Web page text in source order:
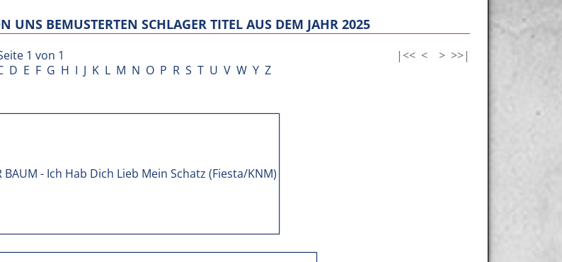
UNS BEMUSTERTEN SCHLAGER TITEL AUS DEM JAHR 2025
1 von 1 |<< < > >>|
D E F G H I J K L M N O P R S T U V W Y Z